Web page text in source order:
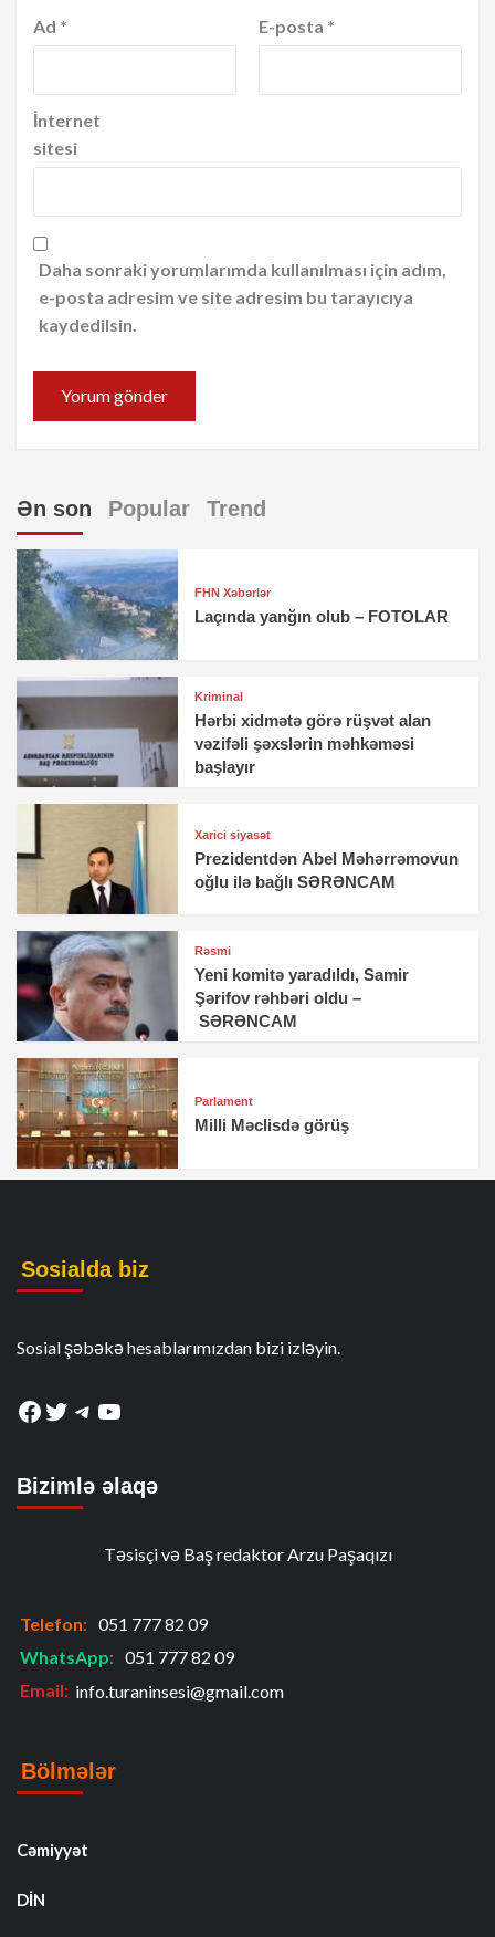
Ad * E-posta *
İnternet
sitesi
Daha sonraki yorumlarımda kullanılması için adım,
e-posta adresim ve site adresim bu tarayıcıya
kaydedilsin.
Ən son Popular Trend
FHN Xəbərlər
Laçında yanğın olub – FOTOLAR
Kriminal
Hərbi xidmətə görə rüşvət alan
vəzifəli şəxslərin məhkəməsi
başlayır
Xarici siyasət
Prezidentdən Abel Məhərrəmovun
oğlu ilə bağlı SƏRƏNCAM
Rəsmi
Yeni komitə yaradıldı, Samir
Şərifov rəhbəri oldu –
SƏRƏNCAM
Parlament
Milli Məclisdə görüş
Sosialda biz
Sosial şəbəkə hesablarımızdan bizi izləyin.
Facebook
Twitter
Telegram
YouTube
Bizimlə əlaqə
Təsisçi və Baş redaktor Arzu Paşaqızı
Telefon: 051 777 82 09
WhatsApp: 051 777 82 09
Email: info.turaninsesi@gmail.com
Bölmələr
Cəmiyyət
DİN